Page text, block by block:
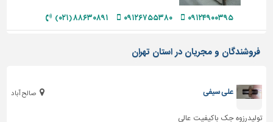
۰۹۱۲۴۹۰۰۳۹۵ ۰۹۱۲۶۷۵۵۳۸۰ ۸۸۶۳۰۸۹۱ (۰۲۱)
فروشندگان و مجریان در استان تهران
صالح آباد علی سیفی
تولیدرزوه جک باکیفیت عالی